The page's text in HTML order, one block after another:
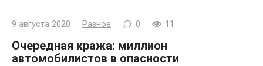
9 августа 2020 Разное 0 11
Очередная кража: миллион
автомобилистов в опасности